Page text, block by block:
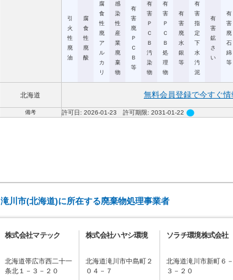
引
火
性
廃
油
腐
食
性
廃
酸
腐
食
性
廃
ア
ル
カ
リ
感
染
性
産
業
廃
棄
物
有
害
廃
Ｐ
Ｃ
Ｂ
等
有
害
Ｐ
Ｃ
Ｂ
汚
染
物
有
害
Ｐ
Ｃ
Ｂ
処
理
物
有
害
廃
水
銀
等
有
害
指
定
下
水
汚
泥
有
害
鉱
さ
い
有
害
廃
石
綿
等
北海道 無料会員登録で今すぐ情
備考 許可日: 2026-01-23 許可期限: 2031-01-22 circle
滝川市(北海道)に所在する廃棄物処理事業者
株式会社マテック
北海道帯広市西二十一
条北１－３－２０
株式会社ハヤシ環境
北海道滝川市中島町２
０４－７
ソラチ環境株式会社
北海道滝川市新町６－
３－２０